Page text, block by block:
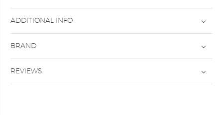
ADDITIONAL INFO
BRAND
REVIEWS